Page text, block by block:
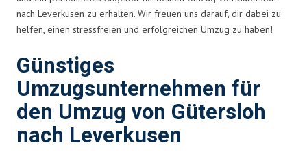
nach Leverkusen zu erhalten. Wir freuen uns darauf, dir dabei zu
helfen, einen stressfreien und erfolgreichen Umzug zu haben!
Günstiges
Umzugsunternehmen für
den Umzug von Gütersloh
nach Leverkusen